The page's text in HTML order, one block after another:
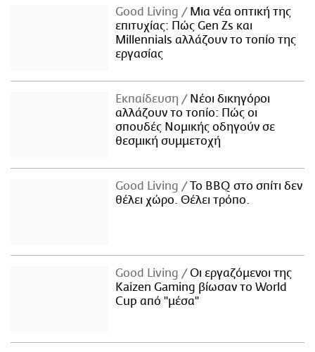
Good Living
Μια νέα οπτική της
επιτυχίας: Πώς Gen Zs και
Millennials αλλάζουν το τοπίο της
εργασίας
Εκπαίδευση
Νέοι δικηγόροι
αλλάζουν το τοπίο: Πώς οι
σπουδές Νομικής οδηγούν σε
θεσμική συμμετοχή
Good Living
Το BBQ στο σπίτι δεν
θέλει χώρο. Θέλει τρόπο.
Good Living
Οι εργαζόμενοι της
Kaizen Gaming βίωσαν το World
Cup από "μέσα"